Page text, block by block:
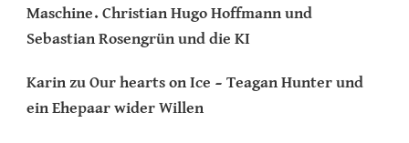
Maschine. Christian Hugo Hoffmann und
Sebastian Rosengrün und die KI
Karin zu Our hearts on Ice – Teagan Hunter und
ein Ehepaar wider Willen